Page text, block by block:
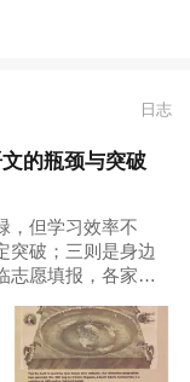
着小内裤只能在房
大笑～
事需要注意的事
日志
的瓶颈与突破
，但学习效率不
突破；三则是身边
志愿填报，各家都